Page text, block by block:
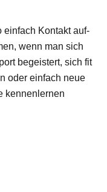
ein­fach Kon­takt auf­
wenn man sich
begeis­tert, sich fit
oder ein­fach neue
ken­nen­ler­nen